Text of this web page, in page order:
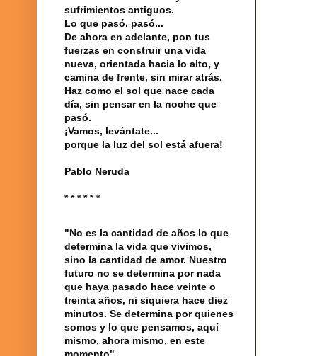
sufrimientos antiguos.
Lo que pasó, pasó...
De ahora en adelante, pon tus
fuerzas en construir una vida
nueva, orientada hacia lo alto, y
camina de frente, sin mirar atrás.
Haz como el sol que nace cada
día, sin pensar en la noche que
pasó.
¡Vamos, levántate...
porque la luz del sol está afuera!
Pablo Neruda
* * * * * *
"No es la cantidad de años lo que
determina la vida que vivimos,
sino la cantidad de amor. Nuestro
futuro no se determina por nada
que haya pasado hace veinte o
treinta años, ni siquiera hace diez
minutos. Se determina por quienes
somos y lo que pensamos, aquí
mismo, ahora mismo, en este